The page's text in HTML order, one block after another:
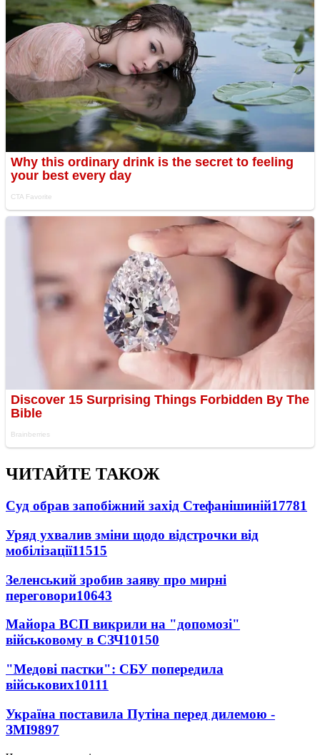
ЧИТАЙТЕ ТАКОЖ
Суд обрав запобіжний захід Стефанішиній17781
Уряд ухвалив зміни щодо відстрочки від
мобілізації11515
Зеленський зробив заяву про мирні
переговори10643
Майора ВСП викрили на "допомозі"
військовому в СЗЧ10150
"Медові пастки": СБУ попередила
військових10111
Україна поставила Путіна перед дилемою -
ЗМІ9897